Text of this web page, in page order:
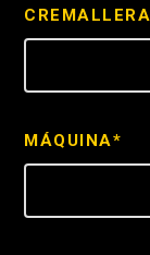
MÁQUINA*